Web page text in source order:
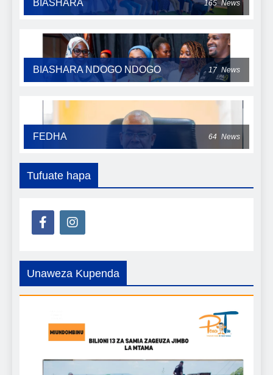
BIASHARA 165 News
BIASHARA NDOGO NDOGO 17 News
FEDHA 64 News
Tufuate hapa
Unaweza Kupenda